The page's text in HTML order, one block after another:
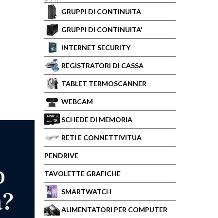
GRUPPI DI CONTINUITA
GRUPPI DI CONTINUITA'
INTERNET SECURITY
REGISTRATORI DI CASSA
TABLET TERMOSCANNER
WEBCAM
SCHEDE DI MEMORIA
RETI E CONNETTIVITUA
PENDRIVE
TAVOLETTE GRAFICHE
SMARTWATCH
ALIMENTATORI PER COMPUTER